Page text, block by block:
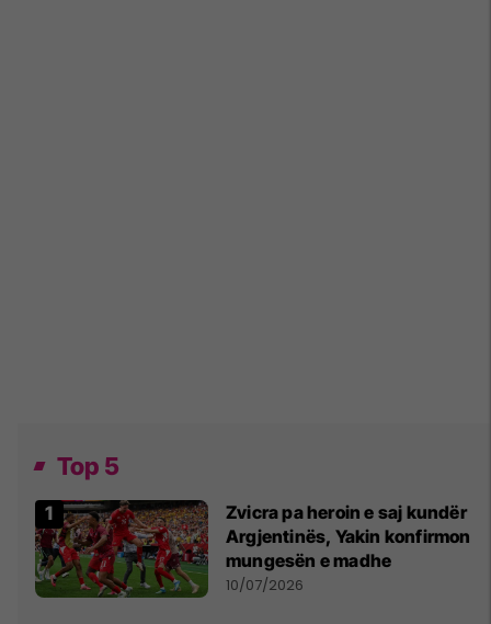
Top 5
Zvicra pa heroin e saj kundër
Argjentinës, Yakin konfirmon
mungesën e madhe
10/07/2026